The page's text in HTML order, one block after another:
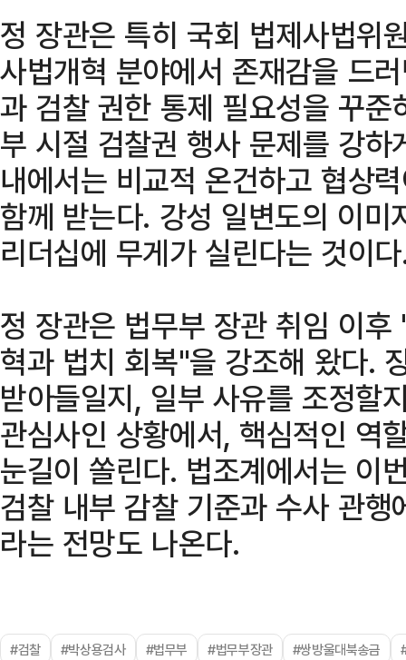
정 장관은 특히 국회 법제사법위
사법개혁 분야에서 존재감을 드
과 검찰 권한 통제 필요성을 꾸
부 시절 검찰권 행사 문제를 강
내에서는 비교적 온건하고 협상
함께 받는다. 강성 일변도의 이
리더십에 무게가 실린다는 것이
정 장관은 법무부 장관 취임 이
혁과 법치 회복"을 강조해 왔다.
받아들일지, 일부 사유를 조정할
관심사인 상황에서, 핵심적인 역
눈길이 쏠린다. 법조계에서는 이
검찰 내부 감찰 기준과 수사 관
라는 전망도 나온다.
#검찰 #박상용검사 #법무부 #법무부장관 #쌍방울대북송금